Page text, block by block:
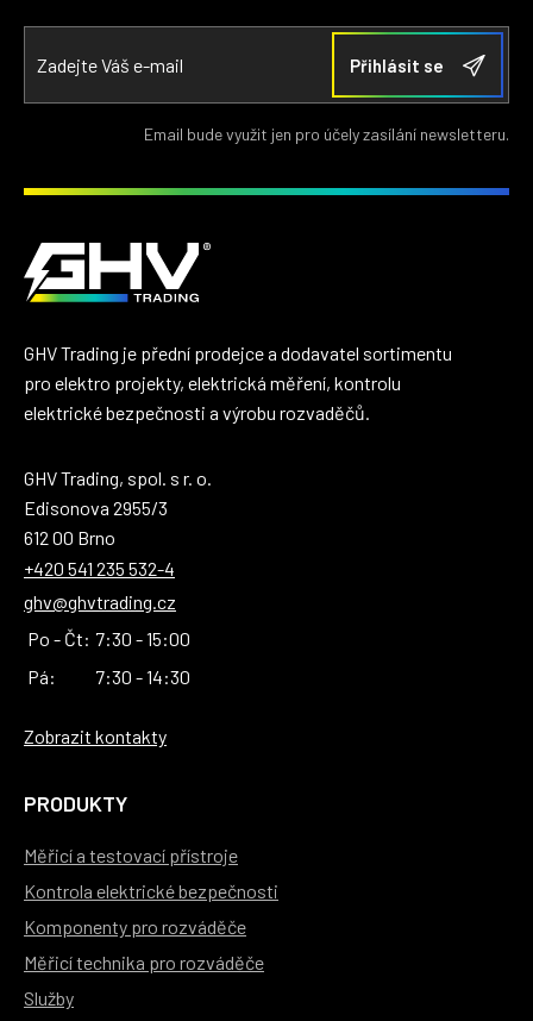
Email bude využit jen pro účely zasílání newsletteru.
GHV Trading je přední prodejce a dodavatel sortimentu
pro elektro projekty, elektrická měření, kontrolu
elektrické bezpečnosti a výrobu rozvaděčů.
GHV Trading, spol. s r. o.
Edisonova 2955/3
612 00 Brno
+420 541 235 532-4
ghv@ghvtrading.cz
Po - Čt: 7:30 - 15:00
Pá:
7:30 - 14:30
Zobrazit kontakty
PRODUKTY
Měřicí a testovací přístroje
Kontrola elektrické bezpečnosti
Komponenty pro rozváděče
Měřicí technika pro rozváděče
Služby